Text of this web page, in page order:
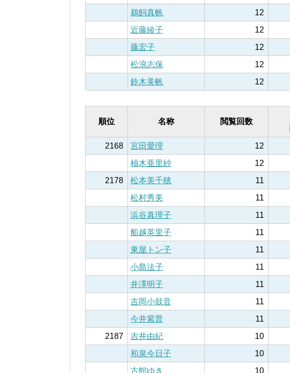
鵜飼真帆
12
近藤綾子
12
藤宏子
12
松浪志保
12
鈴木美帆
12
順位 名称 閲覧回数
2168
宮田愛理 12
柚木亜里紗
12
2178
松本美千穂 11
松村秀美
11
浜谷真理子
11
船越英里子
11
東屋トン子
11
小島法子
11
井澤明子
11
吉岡小鼓音
11
今井紫普
11
2187
吉井由紀 10
和泉今日子
10
古館ゆき
10